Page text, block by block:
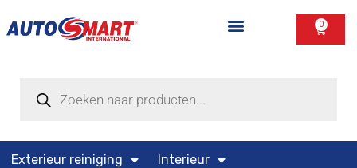
0
Exterieur reiniging
Interieur